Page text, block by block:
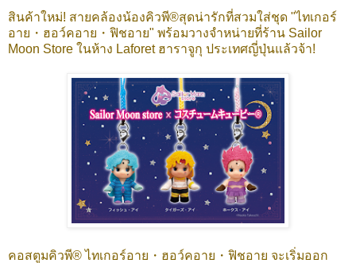
สินค้าใหม่! สายคล้องน้องคิวพี®สุดน่ารักที่สวมใส่ชุด "ไทเกอร์
อาย・ฮอว์คอาย・ฟิชอาย" พร้อมวางจำหน่ายที่ร้าน Sailor
Moon Store ในห้าง Laforet ฮาราจูกุ ประเทศญี่ปุ่นแล้วจ้า!
คอสตูมคิวพี® ไทเกอร์อาย・ฮอว์คอาย・ฟิชอาย จะเริ่มออก